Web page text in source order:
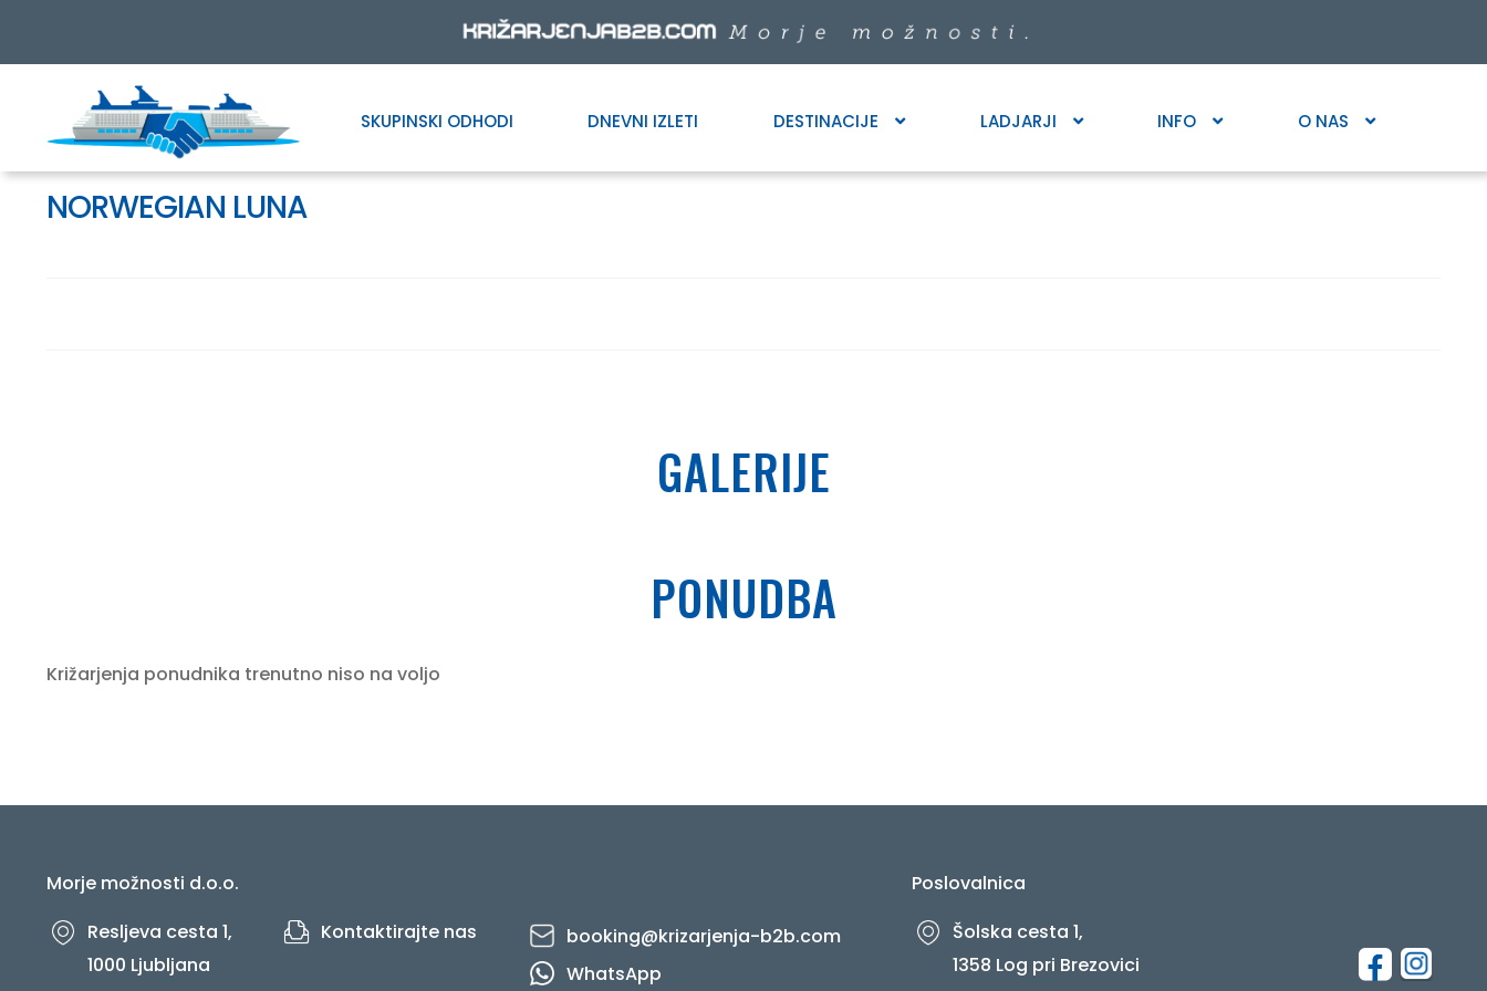
Skip
navigation
Skip
content
SKUPINSKI ODHODI DNEVNI IZLETI DESTINACIJE LADJARJI INFO O NAS
NORWEGIAN LUNA
GALERIJE
PONUDBA
Križarjenja ponudnika trenutno niso na voljo
Morje možnosti d.o.o.
Resljeva cesta 1,
1000 Ljubljana
Kontaktirajte nas
booking@krizarjenja-b2b.com
WhatsApp
Poslovalnica
Šolska cesta 1,
1358 Log pri Brezovici